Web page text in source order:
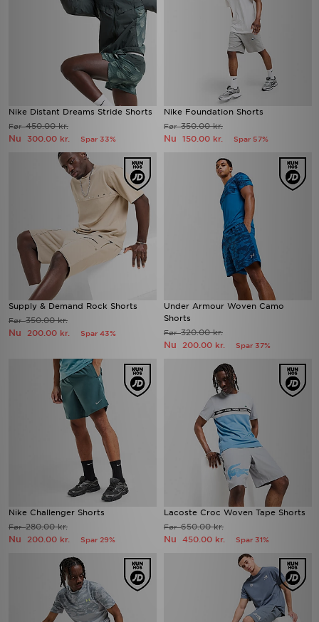
Nike Distant Dreams Stride Shorts
Før450.00 kr.
Nu 300.00 kr. Spar 33%
Nike Foundation Shorts
Før350.00 kr.
Nu 150.00 kr. Spar 57%
Supply & Demand Rock Shorts
Før350.00 kr.
Nu 200.00 kr. Spar 43%
Under Armour Woven Camo
Shorts
Før320.00 kr.
Nu 200.00 kr. Spar 37%
Nike Challenger Shorts
Før280.00 kr.
Nu 200.00 kr. Spar 29%
Lacoste Croc Woven Tape Shorts
Før650.00 kr.
Nu 450.00 kr. Spar 31%